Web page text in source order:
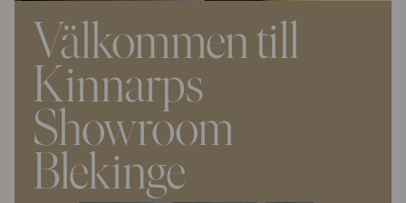
Välkommen till
Kinnarps
Showroom
Blekinge